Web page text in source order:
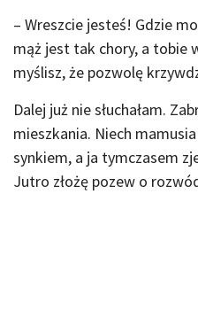
– Wreszcie jesteś! Gdzie
mąż jest tak chory, a tobie
myślisz, że pozwolę
Dalej już nie słuchałam.
mieszkania. Niech
synkiem, a ja tymczasem
Jutro złożę pozew o